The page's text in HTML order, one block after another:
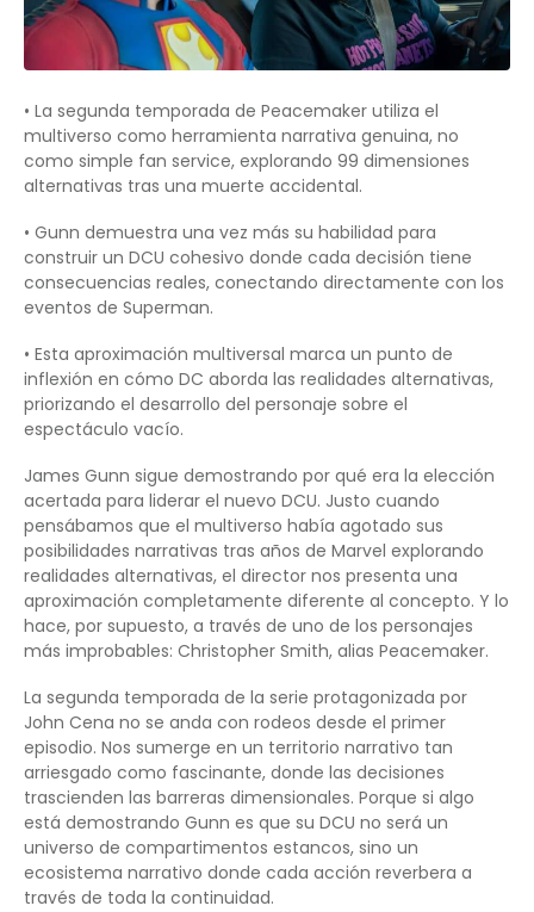
• La segunda temporada de Peacemaker utiliza el
multiverso como herramienta narrativa genuina, no
como simple fan service, explorando 99 dimensiones
alternativas tras una muerte accidental.
• Gunn demuestra una vez más su habilidad para
construir un DCU cohesivo donde cada decisión tiene
consecuencias reales, conectando directamente con los
eventos de Superman.
• Esta aproximación multiversal marca un punto de
inflexión en cómo DC aborda las realidades alternativas,
priorizando el desarrollo del personaje sobre el
espectáculo vacío.
James Gunn sigue demostrando por qué era la elección
acertada para liderar el nuevo DCU. Justo cuando
pensábamos que el multiverso había agotado sus
posibilidades narrativas tras años de Marvel explorando
realidades alternativas, el director nos presenta una
aproximación completamente diferente al concepto. Y lo
hace, por supuesto, a través de uno de los personajes
más improbables: Christopher Smith, alias Peacemaker.
La segunda temporada de la serie protagonizada por
John Cena no se anda con rodeos desde el primer
episodio. Nos sumerge en un territorio narrativo tan
arriesgado como fascinante, donde las decisiones
trascienden las barreras dimensionales. Porque si algo
está demostrando Gunn es que su DCU no será un
universo de compartimentos estancos, sino un
ecosistema narrativo donde cada acción reverbera a
través de toda la continuidad.